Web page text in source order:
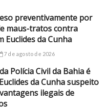
preventivamente por
maus-tratos contra
Euclides da Cunha
7 de agosto de 2026
Polícia Civil da Bahia é
da Cunha suspeito
ilegais de